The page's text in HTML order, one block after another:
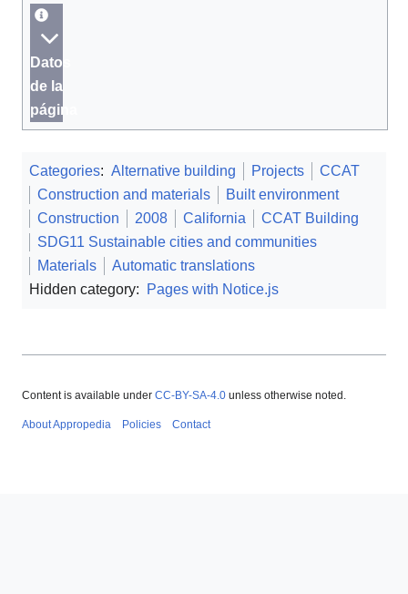
Datos
de la
página
Categories: Alternative building Projects
CCAT
Construction and materials
Built environment
Construction
2008 California
CCAT Building
SDG11 Sustainable cities and communities
Materials
Automatic translations
Hidden category:
Pages with Notice.js
Content is available under CC-BY-SA-4.0 unless otherwise noted.
About Appropedia Policies Contact